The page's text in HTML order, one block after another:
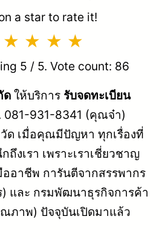
a star to rate it!
5 / 5. Vote count: 86
ด ให้บริการ รับจดทะเบียน
081-931-8341 (คุณจ๋า)
ด เมื่อคุณมีปัญหา ทุกเรื่องที่
งเรา เพราะเราเชี่ยวชาญ
อาชีพ การันตีจากสรรพากร
และ กรมพัฒนาธุรกิจการค้า
ภาพ) ปัจจุบันเปิดมาแล้ว